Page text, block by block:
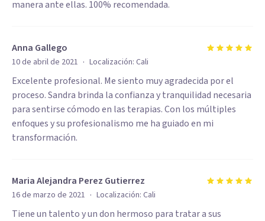
manera ante ellas. 100% recomendada.
Anna Gallego
10 de abril de 2021 · Localización: Cali
Excelente profesional. Me siento muy agradecida por el
proceso. Sandra brinda la confianza y tranquilidad necesaria
para sentirse cómodo en las terapias. Con los múltiples
enfoques y su profesionalismo me ha guiado en mi
transformación.
Maria Alejandra Perez Gutierrez
16 de marzo de 2021 · Localización: Cali
Tiene un talento y un don hermoso para tratar a sus